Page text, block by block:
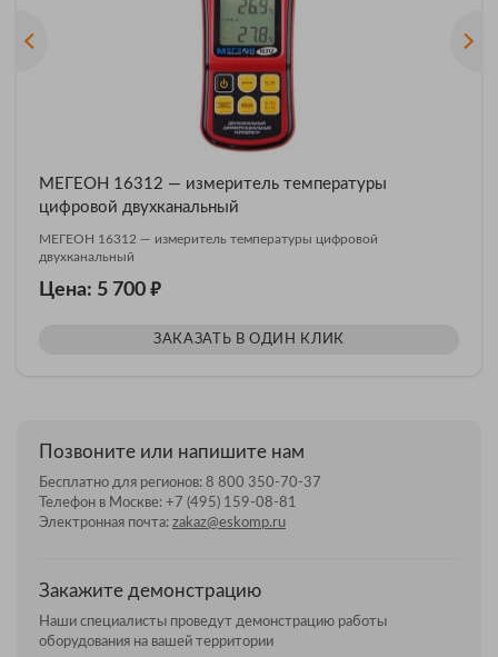
МЕГЕОН 16312 — измеритель температуры
цифровой двухканальный
МЕГЕОН 16312 — измеритель температуры цифровой
двухканальный
Цена: 5 700 ₽
ЗАКАЗАТЬ В ОДИН КЛИК
Позвоните или напишите нам
Бесплатно для регионов: 8 800 350-70-37
Телефон в Москве: +7 (495) 159-08-81
Электронная почта: zakaz@eskomp.ru
Закажите демонстрацию
Наши специалисты проведут демонстрацию работы
оборудования на вашей территории